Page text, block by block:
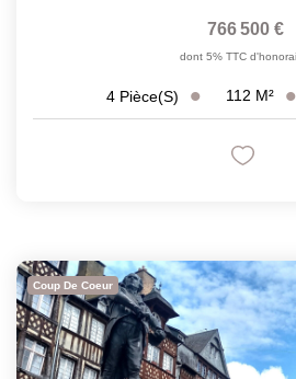
766 500 €
dont 5% TTC
4 Pièce(s) 112 M²
Coup De Coeur